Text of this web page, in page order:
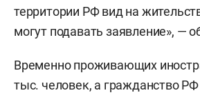
территории РФ вид на
могут подавать заявление», —
Временно проживающих
тыс. человек, а гражданство РФ